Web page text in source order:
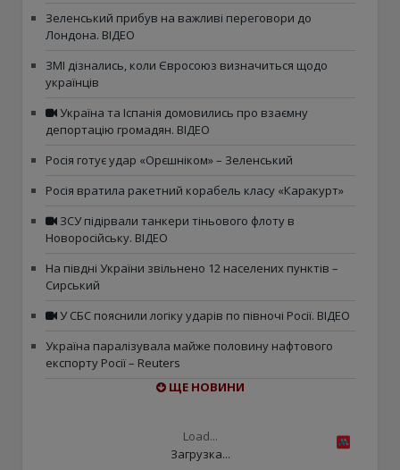
Зеленський прибув на важливі переговори до
Лондона. ВІДЕО
ЗМІ дізнались, коли Євросоюз визначиться щодо
українців
Україна та Іспанія домовились про взаємну
депортацію громадян. ВІДЕО
Росія готує удар «Орєшніком» – Зеленський
Росія вратила ракетний корабель класу «Каракурт»
ЗСУ підірвали танкери тіньового флоту в
Новоросійську. ВІДЕО
На півдні України звільнено 12 населених пунктів –
Сирський
У СБС пояснили логіку ударів по півночі Росії. ВІДЕО
Україна паралізувала майже половину нафтового
експорту Росії – Reuters
ЩЕ НОВИНИ
Load...
Загрузка...